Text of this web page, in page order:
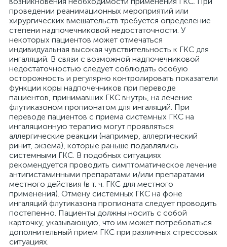
проведении реанимационных мероприятий или
хирургических вмешательств требуется определение
степени надпочечниковой недостаточности. У
некоторых пациентов может отмечаться
индивидуальная высокая чувствительность к ГКС для
ингаляций. В связи с возможной надпочечниковой
недостаточностью следует соблюдать особую
осторожность и регулярно контролировать показатели
функции коры надпочечников при переводе
пациентов, принимавших ГКС внутрь, на лечение
флутиказоном пропионатом для ингаляций. При
переводе пациентов с приема системных ГКС на
ингаляционную терапию могут проявляться
аллергические реакции (например, аллергический
ринит, экзема), которые раньше подавлялись
системными ГКС. В подобных ситуациях
рекомендуется проводить симптоматическое лечение
антигистаминными препаратами и/или препаратами
местного действия (в т. ч. ГКС для местного
применения). Отмену системных ГКС на фоне
ингаляций флутиказона пропионата следует проводить
постепенно. Пациенты должны носить с собой
карточку, указывающую, что им может потребоваться
дополнительный прием ГКС при различных стрессовых
ситуациях.